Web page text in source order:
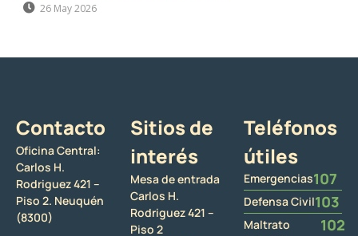
26 May 2026
Contacto
Oficina Central:
Carlos H.
Rodriguez 421 –
Piso 2. Neuquén
(8300)
Sitios de
interés
Mesa de entrada
Carlos H.
Rodriguez 421 –
Piso 2
Teléfonos
útiles
Emergencias107
Defensa Civil103
Maltrato
102